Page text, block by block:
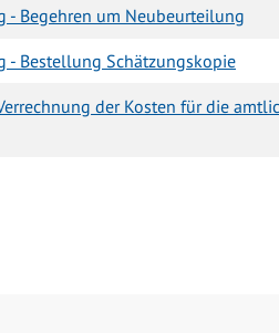
- Begehren um Neubeurteilung
- Bestellung Schätzungskopie
der Kosten für die